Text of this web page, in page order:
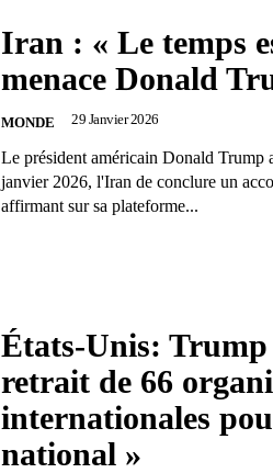
Iran : « Le temps
menace Donald
MONDE 29 Janvier 2026
Le président américain Donald Trump
janvier 2026, l'Iran de conclure un
affirmant sur sa plateforme...
États-Unis:
retrait de 66
internationales
national »